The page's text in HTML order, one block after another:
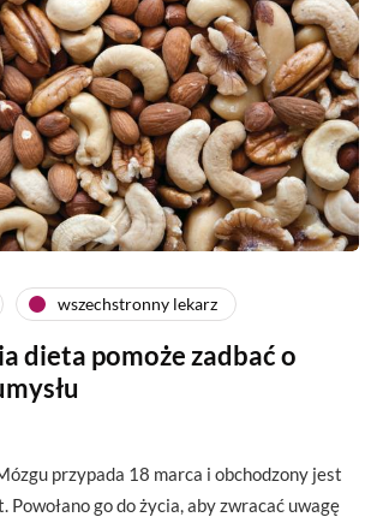
wszechstronny lekarz
dieta pomoże zadbać o
przypada 18 marca i obchodzony jest
Powołano go do życia, aby zwracać uwagę